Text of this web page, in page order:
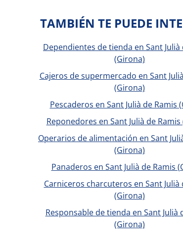
TAMBIÉN TE PUEDE
Dependientes de tienda en Sant Julià
(Girona)
Cajeros de supermercado en Sant
(Girona)
Pescaderos en Sant Julià de Ramis
Reponedores en Sant Julià de
Operarios de alimentación en Sant
(Girona)
Panaderos en Sant Julià de Ramis
Carniceros charcuteros en Sant Julià
(Girona)
Responsable de tienda en Sant Julià
(Girona)